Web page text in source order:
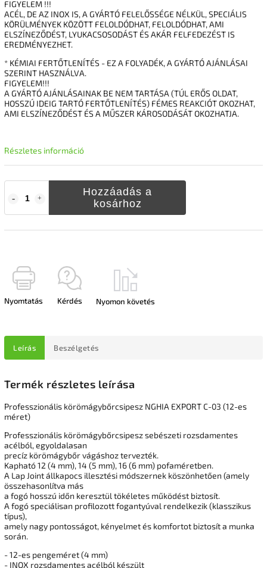
Hozzáadás a
kosárhoz
FIGYELEM !!!
ACÉL, DE AZ INOX IS, A GYÁRTÓ FELELŐSSÉGE NÉLKÜL, SPECIÁLIS
KÖRÜLMÉNYEK KÖZÖTT FELOLDÓDHAT, FELOLDÓDHAT, AMI
ELSZÍNEZŐDÉST, LYUKACSOSODÁST ÉS AKÁR FELFEDEZÉST IS
EREDMÉNYEZHET.
* KÉMIAI FERTŐTLENÍTÉS - EZ A FOLYADÉK, A GYÁRTÓ AJÁNLÁSAI
SZERINT HASZNÁLVA.
FIGYELEM!!!
A GYÁRTÓ AJÁNLÁSAINAK BE NEM TARTÁSA (TÚL ERŐS OLDAT,
HOSSZÚ IDEIG TARTÓ FERTŐTLENÍTÉS) FÉMES REAKCIÓT OKOZHAT,
AMI ELSZÍNEZŐDÉST ÉS A MŰSZER KÁROSODÁSÁT OKOZHATJA.
Részletes információ
Nyomtatás Kérdés Nyomon követés
Leírás Beszélgetés
Termék részletes leírása
Professzionális körömágybőrcsipesz NGHIA EXPORT C-03 (12-es
méret)
Professzionális körömágybőrcsipesz sebészeti rozsdamentes
acélból, egyoldalasan
precíz körömágybőr vágáshoz tervezték.
Kapható 12 (4 mm), 14 (5 mm), 16 (6 mm) pofaméretben.
A Lap Joint állkapocs illesztési módszernek köszönhetően (amely
összehasonlítva más
a fogó hosszú időn keresztül tökéletes működést biztosít.
A fogó speciálisan profilozott fogantyúval rendelkezik (klasszikus
típus),
amely nagy pontosságot, kényelmet és komfortot biztosít a munka
során.
- 12-es pengeméret (4 mm)
- INOX rozsdamentes acélból készült